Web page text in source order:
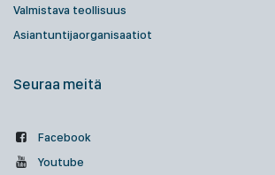
Valmistava teollisuus
Asiantuntijaorganisaatiot
Seuraa meitä
Facebook
Youtube